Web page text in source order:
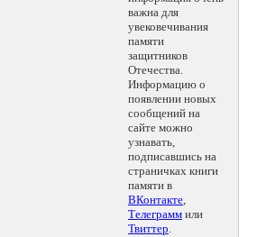
важна для
увековечивания
памяти
защитников
Отечества.
Информацию о
появлении новых
сообщений на
сайте можно
узнавать,
подписавшись на
страничках книги
памяти в
ВКонтакте,
Телеграмм или
Твиттер.